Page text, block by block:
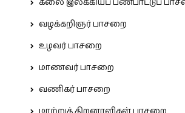
வழக்கறிஞர் பாசறை
உழவர் பாசறை
மாணவர் பாசறை
வணிகர் பாசறை